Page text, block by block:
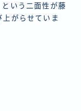
いう二面性が藤
がらせていま